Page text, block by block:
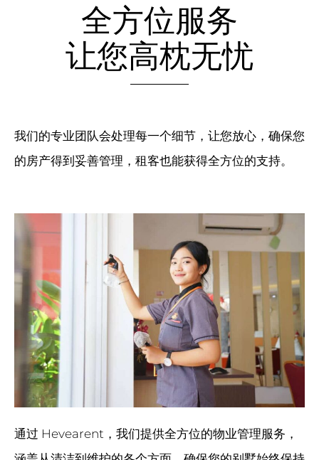
通过 Hevearent，我们提供全方位的物业管理服务，
全方位服务
让您高枕无忧
我们的专业团队会处理每一个细节，让您放心，确保您
的房产得到妥善管理，租客也能获得全方位的支持。